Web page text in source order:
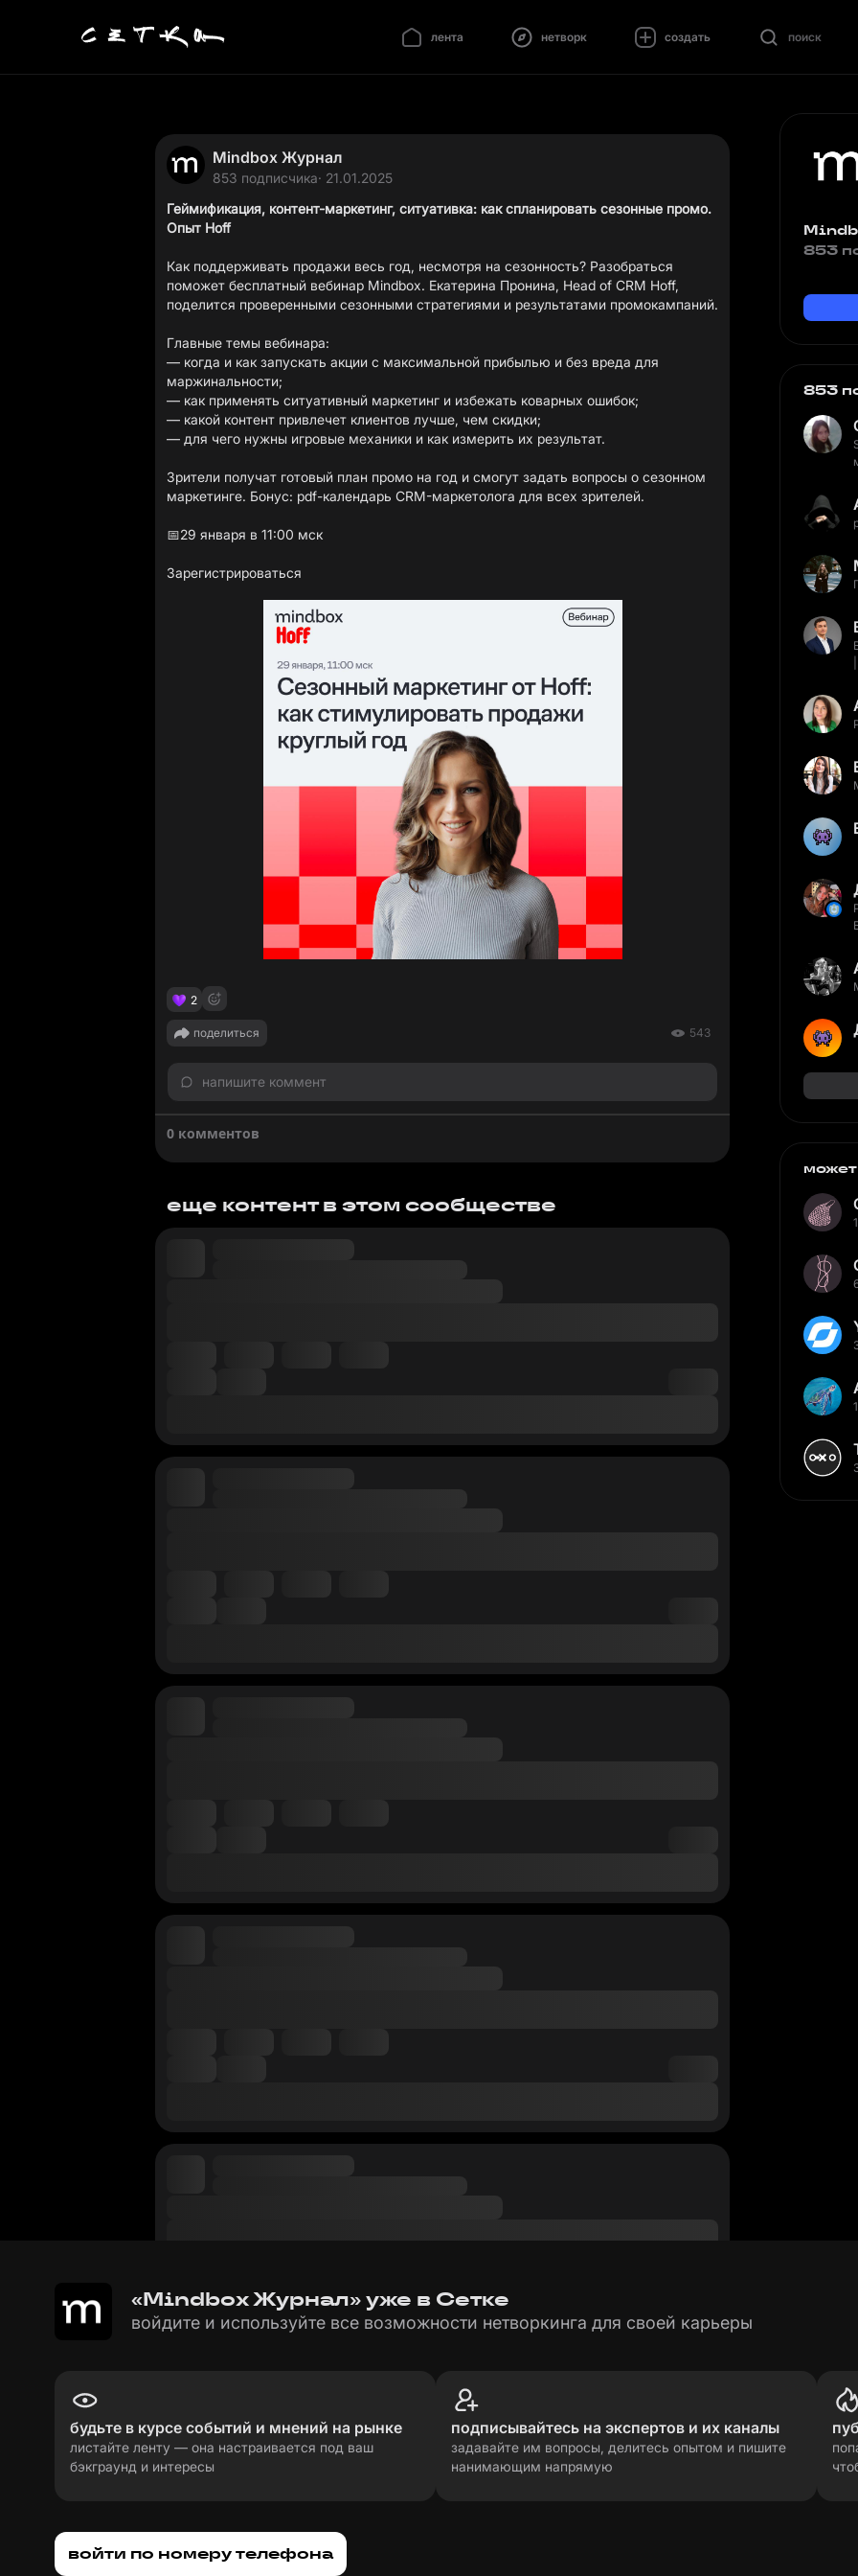
лента нетворк создать поиск
Mindbox Журнал
853 подписчика· 21.01.2025
Геймификация, контент-маркетинг, ситуативка: как спланировать сезонные промо.
Опыт Hoff
Как поддерживать продажи весь год, несмотря на сезонность? Разобраться
поможет бесплатный вебинар Mindbox. Екатерина Пронина, Head of CRM Hoff,
поделится проверенными сезонными стратегиями и результатами промокампаний.
Главные темы вебинара:
— когда и как запускать акции с максимальной прибылью и без вреда для
маржинальности;
— как применять ситуативный маркетинг и избежать коварных ошибок;
— какой контент привлечет клиентов лучше, чем скидки;
— для чего нужны игровые механики и как измерить их результат.
Зрители получат готовый план промо на год и смогут задать вопросы о сезонном
маркетинге. Бонус: pdf-календарь CRM-маркетолога для всех зрителей.
📅29 января в 11:00 мск
Зарегистрироваться
2
поделиться 543
напишите коммент
0 комментов
еще контент в этом сообществе
853
853
«Mindbox Журнал» уже в Сетке
войдите и используйте все возможности нетворкинга для своей карьеры
будьте в курсе событий и мнений на рынке
листайте ленту — она настраивается под ваш
бэкграунд и интересы
подписывайтесь на экспертов и их каналы
задавайте им вопросы, делитесь опытом и пишите
нанимающим напрямую
войти по номеру телефона